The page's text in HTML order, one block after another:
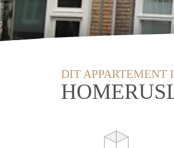
DIT APPARTEMENT